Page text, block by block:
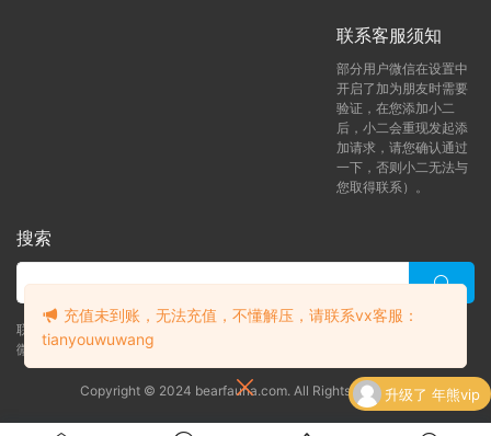
联系客服须知
部分用户微信在设置中
开启了加为朋友时需要
验证，在您添加小二
后，小二会重现发起添
加请求，请您确认通过
一下，否则小二无法与
您取得联系）。
搜索
联系客服 (添加后告诉客服-来自熊人族咨询问题)
微信客服（tianyouwuwang）
Copyright © 2024 bearfauna.com. All Rights Reserved
充值未到账，无法充值，不懂解压，请联系vx客服：
tianyouwuwang
升级了 年熊vip